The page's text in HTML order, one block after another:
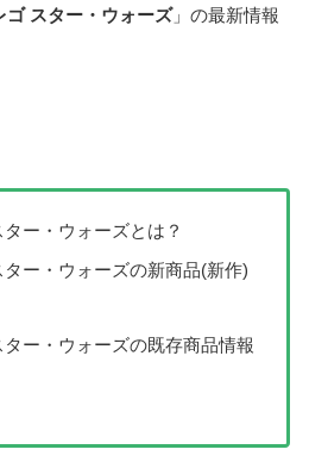
ゴ スター・ウォーズ」の最新情報
ター・ウォーズとは？
ター・ウォーズの新商品(新作)
ター・ウォーズの既存商品情報